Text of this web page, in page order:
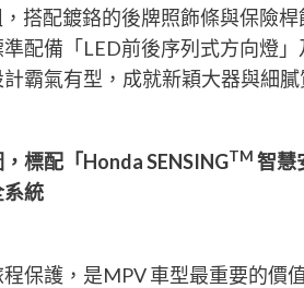
搭配鍍鉻的後牌照飾條與保險
配備「LED前後序列式方向燈
霸氣有型，成就新穎大器與細
標配「Honda SENSINGTM 智慧
統
保護，是MPV 車型最重要的